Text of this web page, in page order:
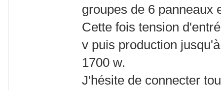
groupes de 6 panneaux
Cette fois tension
v puis production
1700 w.
J'hésite de connecter